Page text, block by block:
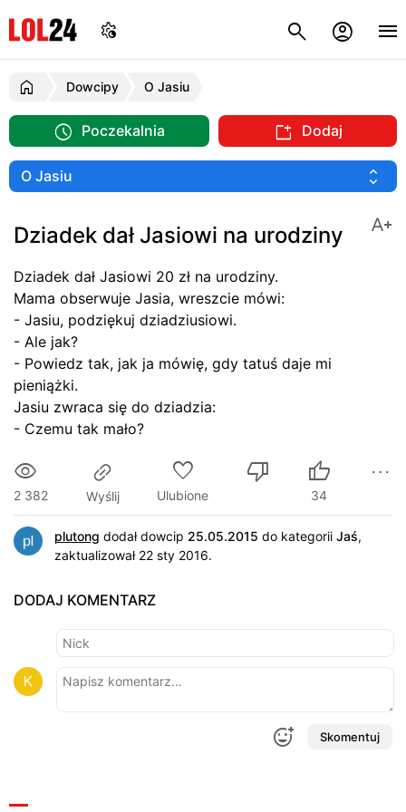
Dowcipy O Jasiu
Poczekalnia Dodaj
Dziadek dał Jasiowi na urodziny
Dziadek dał Jasiowi 20 zł na urodziny.
Mama obserwuje Jasia, wreszcie mówi:
- Jasiu, podziękuj dziadziusiowi.
- Ale jak?
- Powiedz tak, jak ja mówię, gdy tatuś daje mi
pieniążki.
Jasiu zwraca się do dziadzia:
- Czemu tak mało?
2 382 Wyślij Ulubione 34
plutong dodał dowcip 25.05.2015 do kategorii Jaś,
zaktualizował 22 sty 2016.
DODAJ KOMENTARZ
Skomentuj